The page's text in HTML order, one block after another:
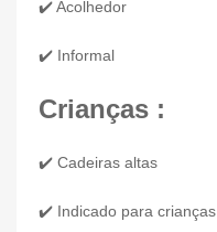
✔️ Acolhedor
✔️ Informal
Crianças :
✔️ Cadeiras altas
✔️ Indicado para crianças